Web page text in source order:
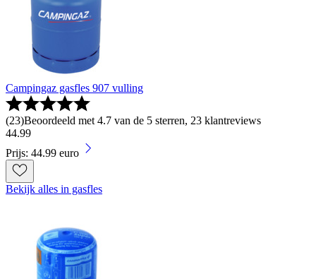
Campingaz gasfles 907 vulling
(23)Beoordeeld met 4.7 van de 5 sterren, 23 klantreviews
44.99
Prijs: 44.99 euro
Bekijk alles in gasfles